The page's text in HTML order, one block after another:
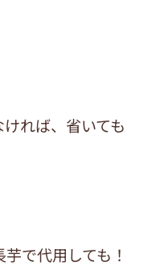
れば、省いても
で代用しても！